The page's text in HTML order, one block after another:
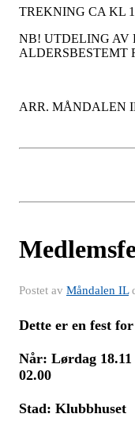
TREKNING CA KL
NB! UTDELING AV
ALDERSBESTEMT
ARR. MÅNDALEN
Postet av Måndalen IL
Dette er en fest
Når: Lørdag 18.11
02.00
Stad: Klubbhuset